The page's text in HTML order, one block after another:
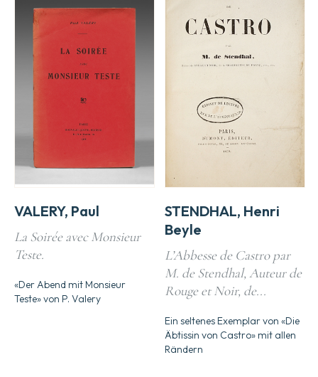
VALERY, Paul
La Soirée avec Monsieur
Teste.
«Der Abend mit Monsieur
Teste» von P. Valery
STENDHAL, Henri
Beyle
L’Abbesse de Castro par
M. de Stendhal, Auteur de
Rouge et Noir, de...
Ein seltenes Exemplar von «Die
Äbtissin von Castro» mit allen
Rändern